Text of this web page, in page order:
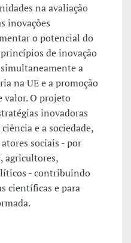
na avaliação
inovações
o potencial do
de inovação
a
na UE e a promoção
valor. O projeto
inovadoras
e a sociedade,
sociais - por
agricultores,
- contribuindo
científicas e para